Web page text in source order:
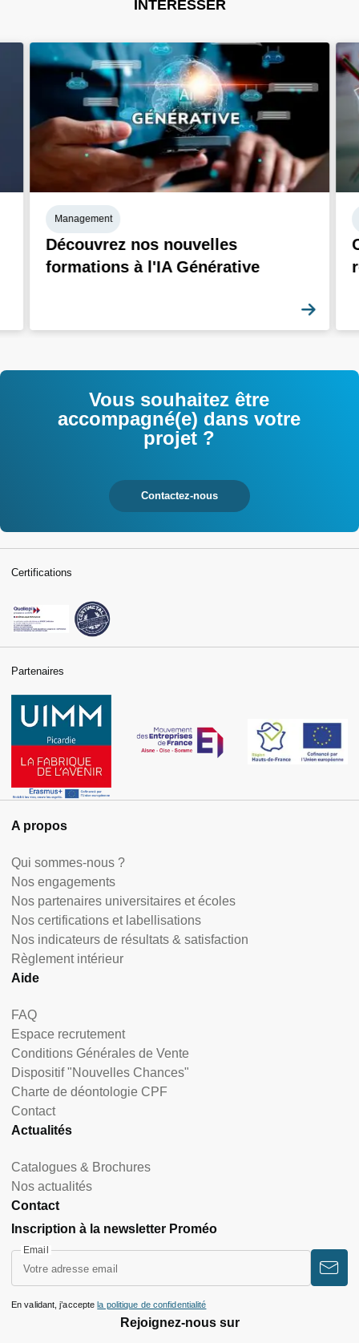
INTÉRESSER
Management
Découvrez nos nouvelles
formations à l'IA Générative
Vous souhaitez être
accompagné(e) dans votre
projet ?
Contactez-nous
A propos
Qui sommes-nous ?
Nos engagements
Nos partenaires universitaires et écoles
Nos certifications et labellisations
Nos indicateurs de résultats & satisfaction
Règlement intérieur
Aide
FAQ
Espace recrutement
Conditions Générales de Vente
Dispositif "Nouvelles Chances"
Charte de déontologie CPF
Contact
Actualités
Catalogues & Brochures
Nos actualités
Contact
Rejoignez-nous sur
Inscription à la newsletter Proméo
Email
En validant, j’accepte la politique de confidentialité
Certifications
Partenaires